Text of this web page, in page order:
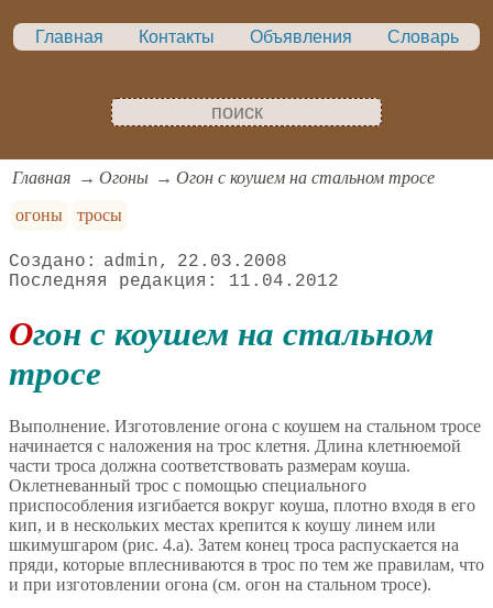
Главная Контакты Объявления Словарь
Главная Огоны
Огон с коушем на стальном тросе
огоны
тросы
admin
22.03.2008
11.04.2012
Огон с коушем на стальном
тросе
Выполнение. Изготовление огона с коушем на стальном тросе
начинается с наложения на трос клетня. Длина клетнюемой
части троса должна соответствовать размерам коуша.
Оклетневанный трос с помощью специального
приспособления изгибается вокруг коуша, плотно входя в его
кип, и в нескольких местах крепится к коушу линем или
шкимушгаром (рис. 4.а). Затем конец троса распускается на
пряди, которые вплесниваются в трос по тем же правилам, что
и при изготовлении огона (см. огон на стальном тросе).